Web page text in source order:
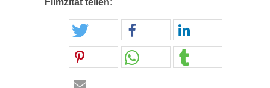
Filmzitat teilen: